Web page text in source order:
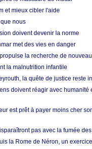
et mieux cibler l'aide
nous
doivent devenir la norme
met des vies en danger
la recherche de
la malnutrition infantile
la quête de justice reste
doivent réagir avec
est prêt à payer moins cher
pas avec la fumée
la Rome de Néron, un